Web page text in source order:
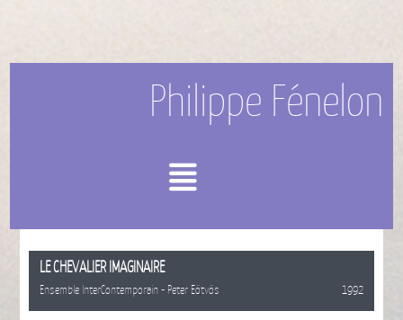
Philippe Fénelon
LE CHEVALIER IMAGINAIRE
Ensemble InterContemporain - Peter Eötvös 1992